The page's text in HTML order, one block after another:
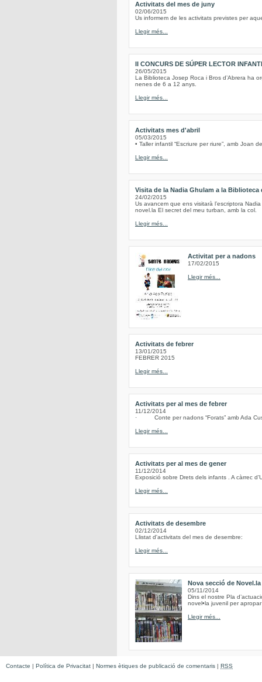
Activitats del mes de juny
02/06/2015
Us informem de les activitats previstes per
Llegir més...
II CONCURS DE SÚPER LECTOR
26/05/2015
La Biblioteca Josep Roca i Bros d’Abrera ha
nenes de 6 a 12 anys.
Llegir més...
Activitats mes d'abril
05/03/2015
• Taller infantil “Escriure per riure”, amb Joan
Llegir més...
Visita de la Nadia Ghulam a la Biblioteca
24/02/2015
Us avancem que ens visitarà l’escriptora
novel.la El secret del meu turban, amb la col.
Llegir més...
Activitat per a nadons
17/02/2015
Llegir més...
Activitats de febrer
13/01/2015
FEBRER 2015
Llegir més...
Activitats per al mes de febrer
11/12/2014
· Conte per nadons “Forats” amb Ada
Llegir més...
Activitats per al mes de gener
11/12/2014
Exposició sobre Drets dels infants . A càrrec
Llegir més...
Activitats de desembre
02/12/2014
Llistat d'activitats del mes de desembre:
Llegir més...
Nova secció de
05/11/2014
Dins el nostre Pla
novel•la juvenil per
Llegir més...
Contacte | Política de Privacitat | Normes ètiques de publicació de comentaris | RSS